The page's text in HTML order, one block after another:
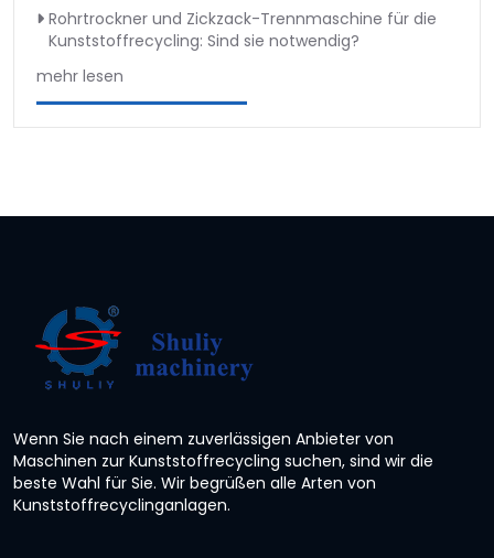
Rohrtrockner und Zickzack-Trennmaschine für die
Kunststoffrecycling: Sind sie notwendig?
mehr lesen
Wenn Sie nach einem zuverlässigen Anbieter von
Maschinen zur Kunststoffrecycling suchen, sind wir die
beste Wahl für Sie. Wir begrüßen alle Arten von
Kunststoffrecyclinganlagen.